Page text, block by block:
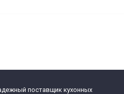
поставщик кухонных